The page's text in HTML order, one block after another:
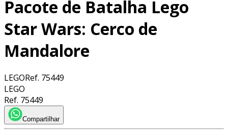
Pacote de Batalha Lego
Star Wars: Cerco de
Mandalore
LEGORef. 75449
LEGO
Ref. 75449
Compartilhar